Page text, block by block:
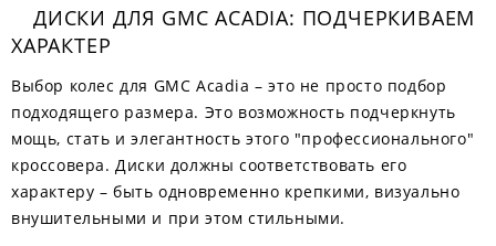
ДИСКИ ДЛЯ GMC ACADIA: ПОДЧЕРКИВАЕМ
ХАРАКТЕР
Выбор колес для GMC Acadia – это не просто подбор
подходящего размера. Это возможность подчеркнуть
мощь, стать и элегантность этого "профессионального"
кроссовера. Диски должны соответствовать его
характеру – быть одновременно крепкими, визуально
внушительными и при этом стильными.